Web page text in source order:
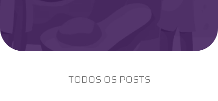
Dicas de Saúde
TODOS OS POSTS